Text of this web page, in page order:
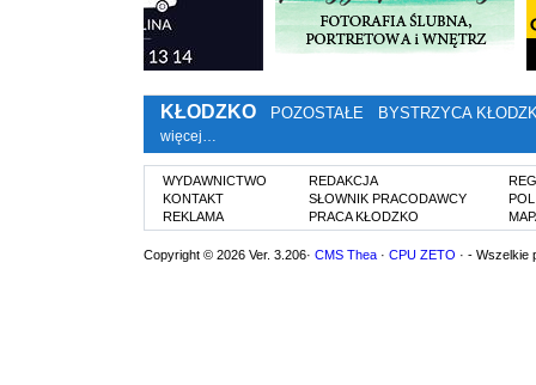
KŁODZKO POZOSTAŁE BYSTRZYCA
więcej…
WYDAWNICTWO
KONTAKT
REKLAMA
REDAKCJA
SŁOWNIK PRACODAWCY
PRACA KŁODZKO
Copyright © 2026 Ver. 3.206· CMS Thea · CPU ZETO · - Wszelkie